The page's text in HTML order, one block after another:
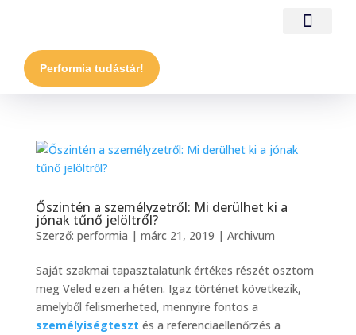
Performia tudástár!
Őszintén a személyzetről: Mi derülhet ki a
jónak tűnő jelöltről?
Szerző: performia | márc 21, 2019 | Archivum
Saját szakmai tapasztalatunk értékes részét osztom
meg Veled ezen a héten. Igaz történet következik,
amelyből felismerheted, mennyire fontos a
személyiségteszt és a referenciaellenőrzés a